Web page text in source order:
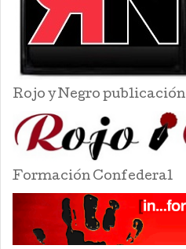
Rojo y Negro publicación
Formación Confederal